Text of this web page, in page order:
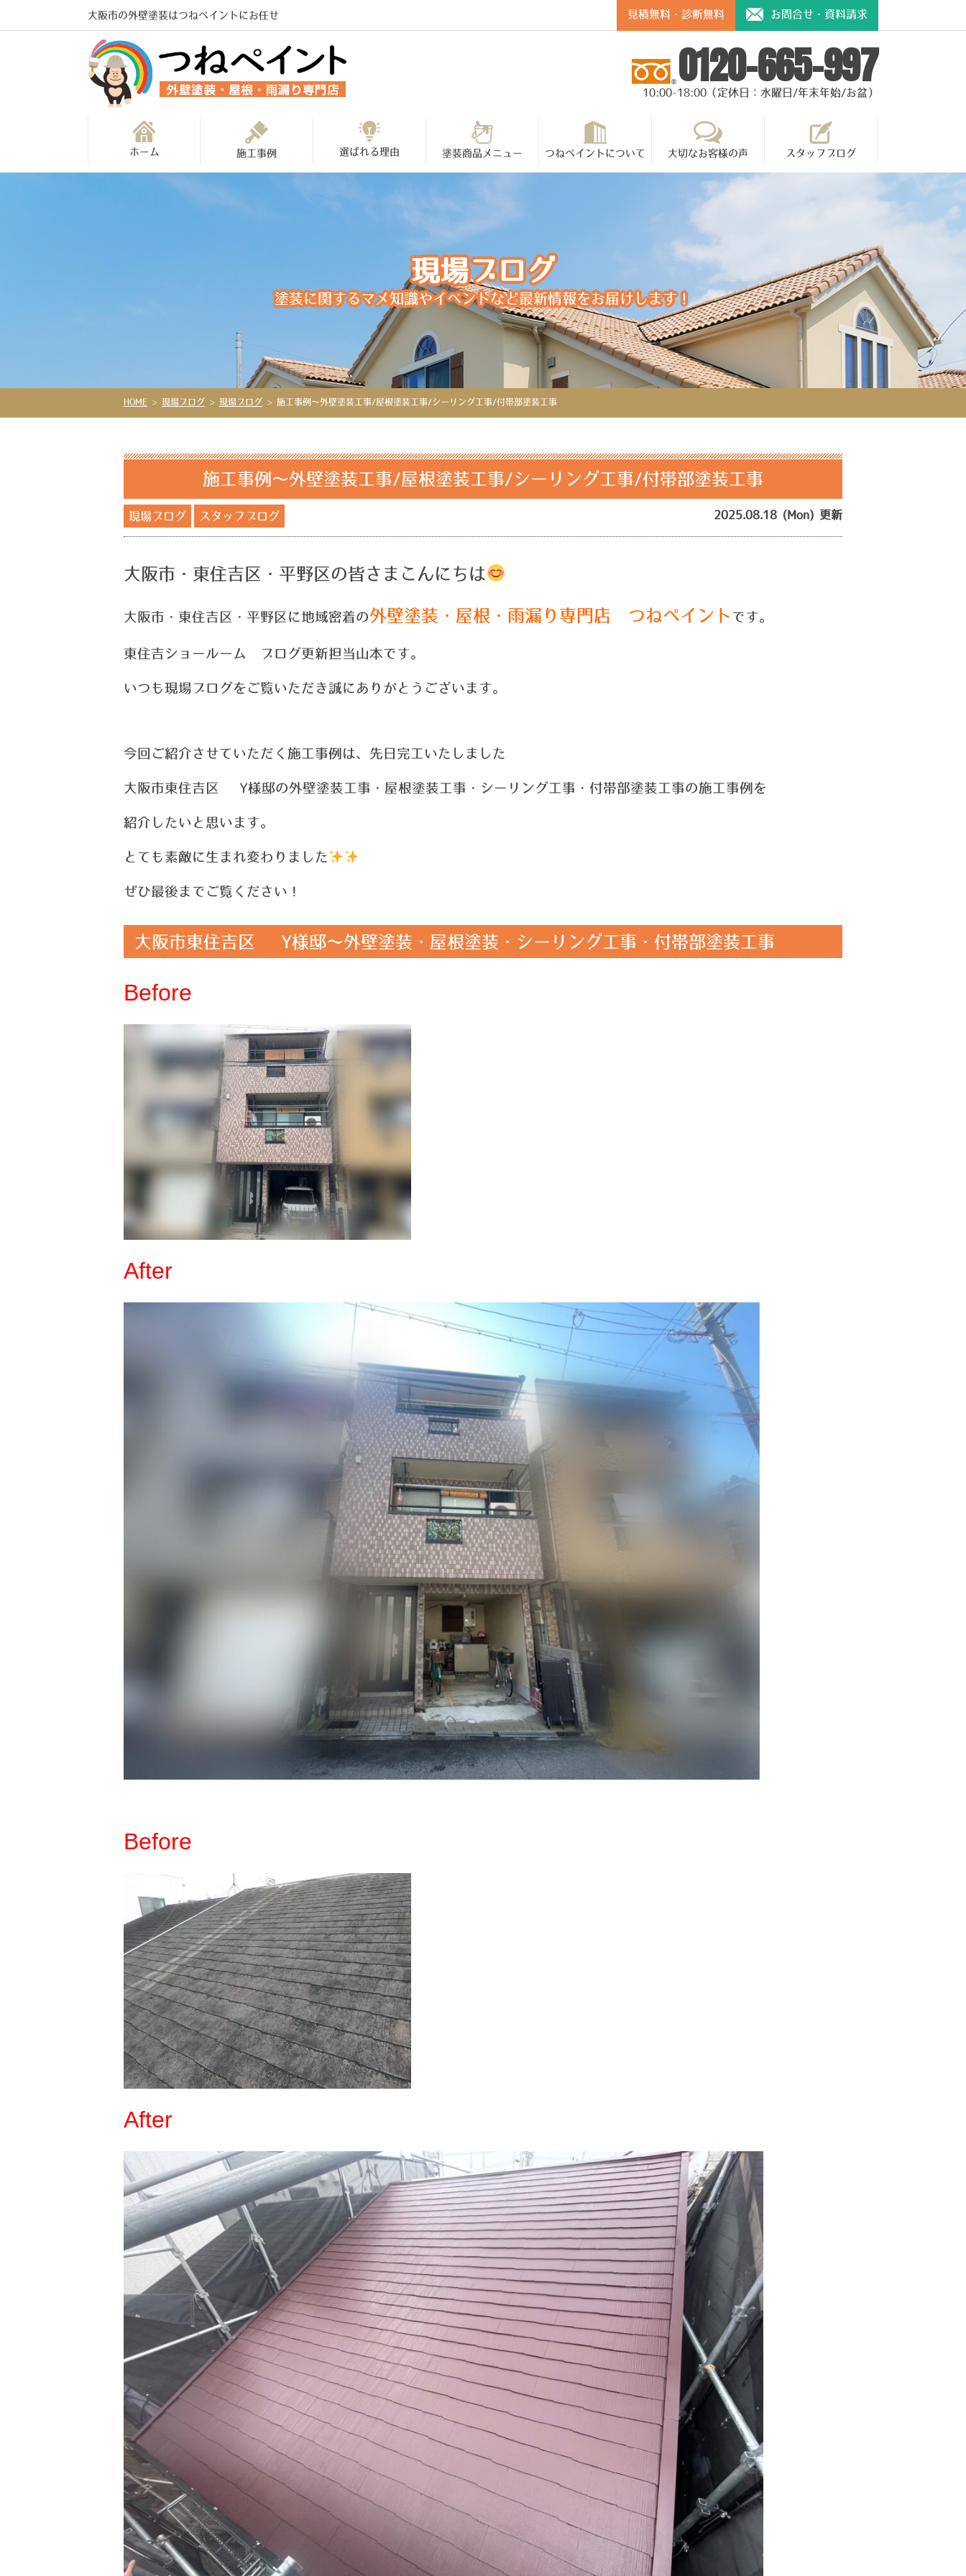
大阪市の外壁塗装はつねペイントにお任せ 見積無料・診断無料 お問合せ・資料請求
0120-665-997
10:00-18:00（定休日：水曜日/年末年始/お盆）
ホーム 施工事例 選ばれる理由 塗装商品メニュー つねペイントについて 大切なお客様の声 スタッフブログ
現場ブログ
塗装に関するマメ知識やイベントなど最新情報をお届けします！
HOME > 現場ブログ > 現場ブログ > 施工事例～外壁塗装工事/屋根塗装工事/シーリング工事/付帯部塗装工事
施工事例～外壁塗装工事/屋根塗装工事/シーリング工事/付帯部塗装工事
現場ブログ スタッフブログ 2025.08.18 (Mon) 更新
大阪市・東住吉区・平野区の皆さまこんにちは
大阪市・東住吉区・平野区に地域密着の外壁塗装・屋根・雨漏り専門店 つねペイント です。
東住吉ショールーム ブログ更新担当山本です。
いつ も現場ブログをご覧いただき誠にありがとうございます。
今回ご紹介させていただく施工事例は、先日完工いたしました
大阪市東住吉区 Y様邸の外壁塗装工事・屋根塗装工事・シーリング工事・付帯部塗装工事の施工事例を
紹介したいと思います。
とても素敵に生まれ変わりました
ぜひ最後までご覧ください！
大阪市東住吉区 Y様邸～外壁塗装・屋根塗装・シーリング工事・付帯部塗装工事
Before
After
Before
After